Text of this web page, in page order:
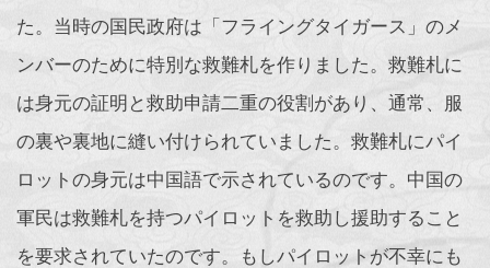
た。当時の国民政府は「フライングタイガース」のメ
ンバーのために特別な救難札を作りました。救難札に
は身元の証明と救助申請二重の役割があり、通常、服
の裏や裏地に縫い付けられていました。救難札にパイ
ロットの身元は中国語で示されているのです。中国の
軍民は救難札を持つパイロットを救助し援助すること
を要求されていたのです。もしパイロットが不幸にも